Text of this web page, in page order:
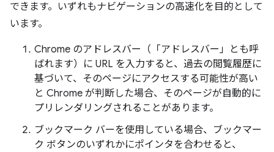
できます。いずれもナビゲーションの高速化を目的として
います。
Chrome のアドレスバー（「アドレスバー」とも呼
ばれます）に URL を入力すると、過去の閲覧履歴に
基づいて、そのページにアクセスする可能性が高い
と Chrome が判断した場合、そのページが自動的に
プリレンダリングされることがあります。
ブックマーク バーを使用している場合、ブックマー
ク ボタンのいずれかにポインタを合わせると、